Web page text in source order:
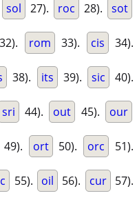
sol 27). roc 28). sot
32). rom 33). cis 34).
38). its 39). sic 40).
sri 44). out 45). our
49). ort 50). orc 51).
55). oil 56). cur 57).